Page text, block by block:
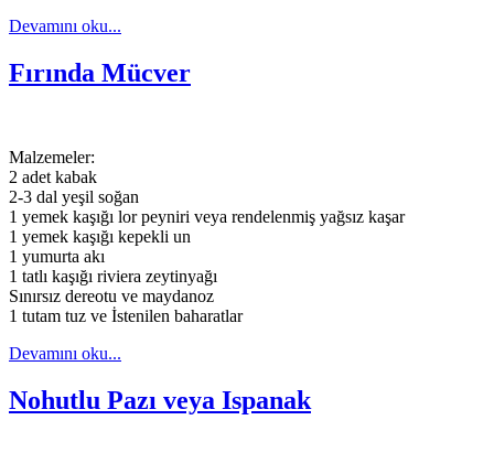
Devamını oku...
Fırında Mücver
Malzemeler:
2 adet kabak
2-3 dal yeşil soğan
1 yemek kaşığı lor peyniri veya rendelenmiş yağsız kaşar
1 yemek kaşığı kepekli un
1 yumurta akı
1 tatlı kaşığı riviera zeytinyağı
Sınırsız dereotu ve maydanoz
1 tutam tuz ve İstenilen baharatlar
Devamını oku...
Nohutlu Pazı veya Ispanak